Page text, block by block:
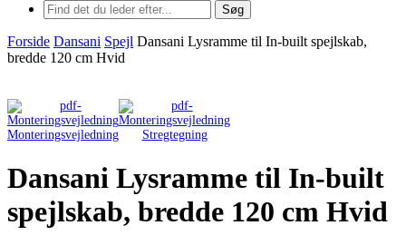
Søg
Forside Dansani Spejl Dansani Lysramme til In-built spejlskab,
bredde 120 cm Hvid
Monteringsvejledning Stregtegning
Dansani Lysramme til In-built
spejlskab, bredde 120 cm Hvid